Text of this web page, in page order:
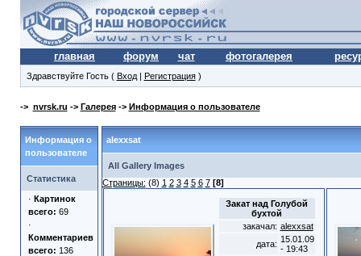
главная форум чат фотогалерея
Здравствуйте Гость ( Вход| Регистрация)
-> nvrsk.ru -> Галерея-> Информация о пользователе
Информация о
пользователе
Статистика
· Картинок
всего: 69
·
Комментариев
всего: 136
alexxsat
All Gallery Images
Страницы: (8) 1 2 3 4 5 6 7 [8]
Закат над Голубой
бухтой
закачал: alexxsat
дата: 15.01.09
- 19:43